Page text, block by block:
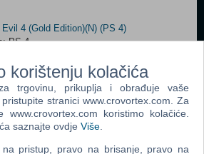
Evil 4 (Gold Edition)(N) (PS 4)
PS 4
Shadow of War Definitive Edition (Import
korištenju kolačića
trgovinu, prikuplja i obrađuje vaše
stranici www.crovortex.com. Za
www.crovortex.com koristimo kolačiće.
saznajte ovdje Više
pristup, pravo na brisanje, pravo na